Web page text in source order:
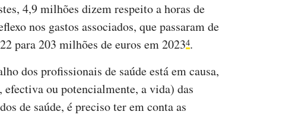
4,9 milhões dizem respeito a horas de
nos gastos associados, que passaram de
para 203 milhões de euros em 20234.
dos profissionais de saúde está em causa,
efectiva ou potencialmente, a vida) das
de saúde, é preciso ter em conta as